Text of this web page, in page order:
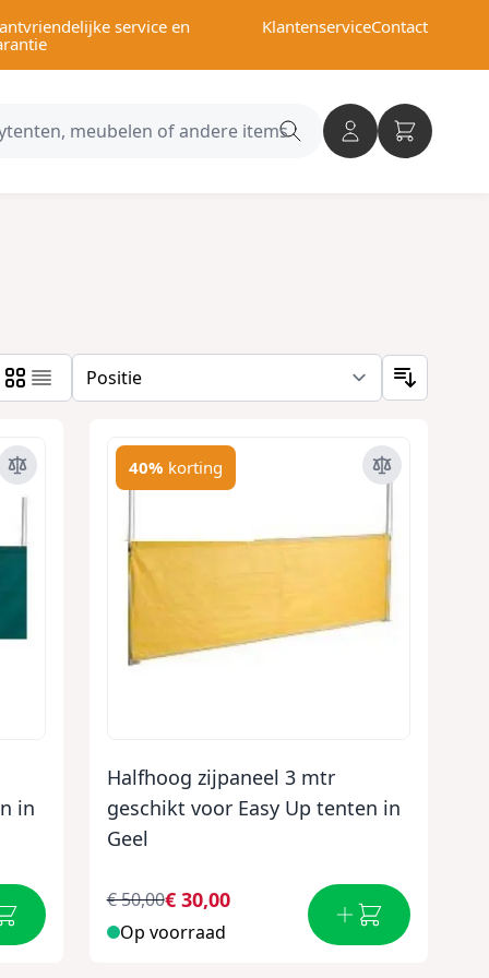
service en
KlantenserviceContact
Search
in
40% korting
Halfhoog zijpaneel 3 mtr
geschikt voor Easy Up tenten in
Geel
€ 30,00
€ 50,00
Op voorraad